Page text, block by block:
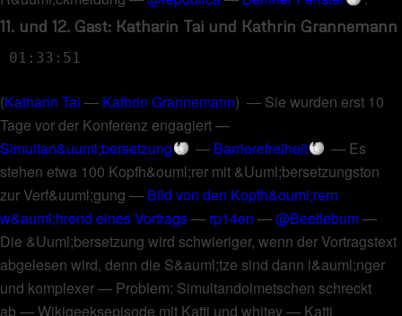
11. und 12. Gast: Katharin Tai und Kathrin Grannemann
01:33:51
(Katharin Tai — Kathrin Grannemann) — Sie wurden erst 10
Tage vor der Konferenz engagiert—
Simultan&uuml;bersetzung
— Barrierefreiheit — Es
stehen etwa 100 Kopfh&ouml;rer mit &Uuml;bersetzungston
zur Verf&uuml;gung — Bild von den Kopfh&ouml;rern
w&auml;hrend eines Vortrags— rp14en —@Beetlebum—
Die &Uuml;bersetzung wird schwieriger, wenn der Vortragstext
abgelesen wird, denn die S&auml;tze sind dann l&auml;nger
und komplexer— Problem: Simultandolmetschen schreckt
ab —Wikigeeksepisode mit Katti und whitey— Katti